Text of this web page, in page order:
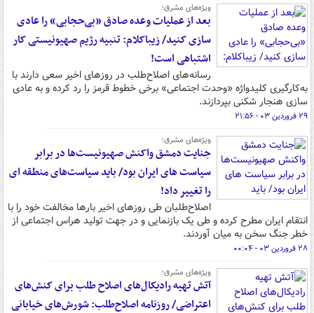
ویژه‌های مشرق؛
بعد از عملیات وعده صادق «بی‌حجابی» را عادی
سازی کنید/ زیباکلام: تنبیه رژیم صهیونیستی کار
اشتباهی است!
رسانه‌های اصلاح‌طلب در روزهای اخیر سعی دارند با
به‌کارگیری کلیدواژه «وحدت اجتماعی» برخی خطوط قرمز را رد کرده و به عادی
سازی هنجار شکنی بپردازند.
۲۹ فروردین ۰۳ - ۲۱:۵۶
ویژه‌های مشرق؛
جنایت دمشق واکنش صهیونیست‌ها در برابر
سیاست های ایران بود/ باید سیاست‌های منطقه ای
را تغییر داد!
اصلاح‌طلبان طی روزهای اخیر بارها مخالفت خود را با
انتقام ایران مطرح کرده و طی یک بازنمایی و در جهت تولید هراس اجتماعی از
خطر جنگ سخن به میان آوردند.
۲۸ فروردین ۰۳ - ۰۰:۰۴
ویژه‌های مشرق؛
آتش تهیه رادیکال‌های اصلاح طلب برای کنش‌های
اعتراضی/ روزنامه اصلاح‌طلب: شورش‌های خیابانی